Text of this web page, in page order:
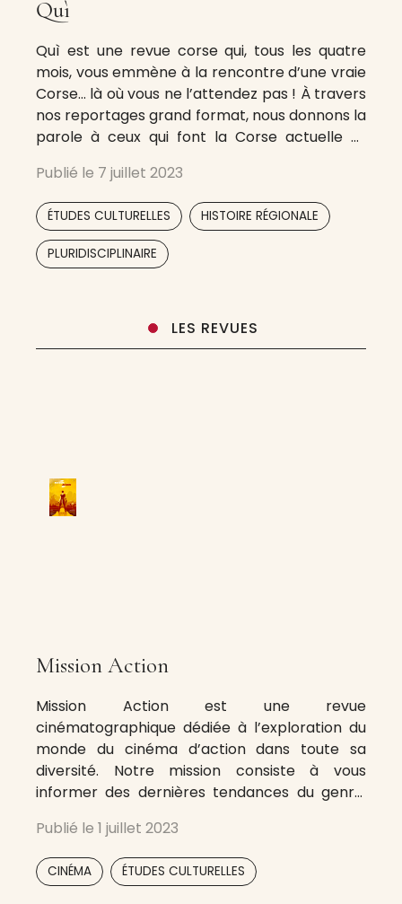
Quì
Quì est une revue corse qui, tous les quatre
mois, vous emmène à la rencontre d’une vraie
Corse… là où vous ne l’attendez pas ! À travers
nos reportages grand format, nous donnons la
parole à ceux qui font la Corse actuelle et
les lignes et nous inspirent. Par
Publié le 7 juillet 2023
ÉTUDES CULTURELLES HISTOIRE RÉGIONALE
PLURIDISCIPLINAIRE
LES REVUES
Mission Action
Mission Action est une revue
cinématographique dédiée à l’exploration du
monde du cinéma d’action dans toute sa
diversité. Notre mission consiste à vous
informer des dernières tendances du genre,
films les plus attendus et des entretiens
exclusifs avec les acteurs, réalisateurs et
cascadeurs qui font l’actu du
Publié le 1 juillet 2023
CINÉMA ÉTUDES CULTURELLES